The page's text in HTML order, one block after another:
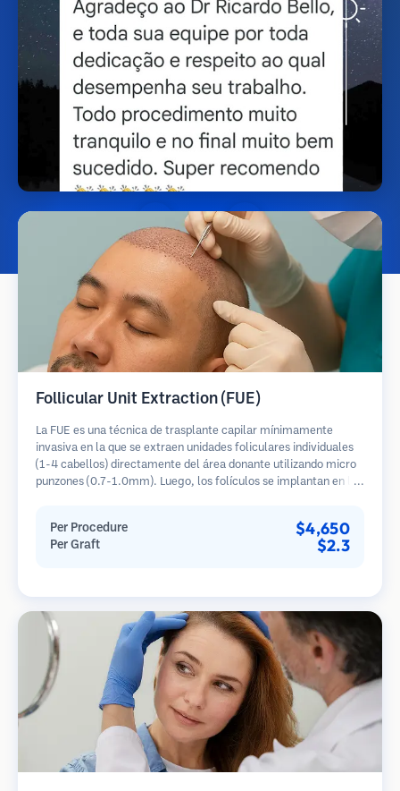
Follicular Unit Extraction (FUE)
La FUE es una técnica de trasplante capilar mínimamente
invasiva en la que se extraen unidades foliculares individuales
(1-4 cabellos) directamente del área donante utilizando micro
punzones (0.7-1.0mm). Luego, los folículos se implantan en las
en comparación con los métodos de extracción de tiras.
Per Procedure $4,650
Per Graft $2.3